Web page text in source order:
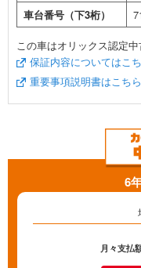
車台番号（下3桁）
この車はオリックス認定中
保証内容についてはこ
重要事項説明書はこちら
6
月々支払